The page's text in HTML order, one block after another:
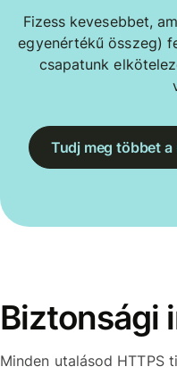
Fizess kevesebbet,
egyenértékű összeg)
csapatunk
Tudj meg többet
Biztonsági
Minden utalásod HTTPS